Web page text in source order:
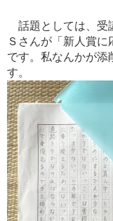
話題としては、受
Ｓさんが「新人賞
です。私なんかが
す。